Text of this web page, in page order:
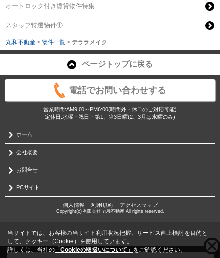
オートロック付き賃貸物件特集
スタッフ特選物件①
丸和不動産 > 物件一覧 > テララメイク
ページトップに戻る
電話でお問い合わせする
営業時間:AM9:00～PM6:00(時間外・休日のご対応可能)
定休日:水曜・祝日・第1、第3日曜(2、3月は水曜のみ)
ホーム
会社概要
お問合せ
PCサイト
個人情報 利用規約｜ アクセスマップ
Copyright(c) 有限会社 丸和不動産 All rights reserved.
当サイトでは、お客様の当サイト利用状況把握、サービス向上検討を目的と
して、クッキー（Cookie）を使用しています。
詳しくは、当社の 「Cookieの取扱いについて」 をご確認ください。